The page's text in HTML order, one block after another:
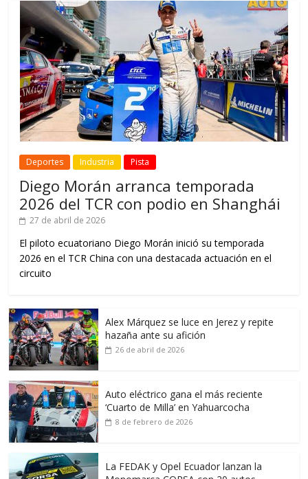
Deportes Industria Pista
Diego Morán arranca temporada
2026 del TCR con podio en Shanghái
27 de abril de 2026
El piloto ecuatoriano Diego Morán inició su temporada
2026 en el TCR China con una destacada actuación en el
circuito
Alex Márquez se luce en Jerez y repite
hazaña ante su afición
26 de abril de 2026
Auto eléctrico gana el más reciente
‘Cuarto de Milla’ en Yahuarcocha
8 de febrero de 2026
La FEDAK y Opel Ecuador lanzan la